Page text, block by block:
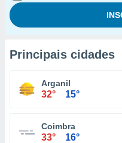
Principais cidades
Arganil
32° 15°
Coimbra
33° 16°